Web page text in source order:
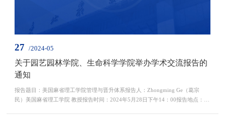
27 /2024-05
关于园艺园林学院、生命科学学院举办学术交流报告的
通知
报告题目：美国麻省理工学院管理与晋升体系报告人：Zhongming Ge（葛宗
民）美国麻省理工学院 教授报告时间：2024年5月28日下午14：00报告地点：图